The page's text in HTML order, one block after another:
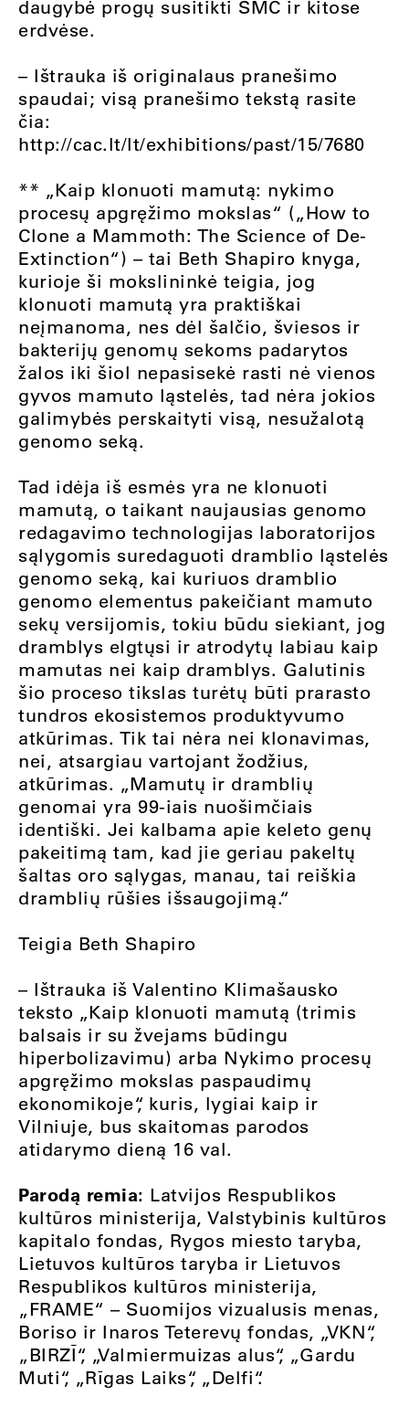
daugybė progų susitikti ŠMC ir kitose
erdvėse.
– Ištrauka iš originalaus pranešimo
spaudai; visą pranešimo tekstą rasite
čia:
http://cac.lt/lt/exhibitions/past/15/7680
** „Kaip klonuoti mamutą: nykimo
procesų apgręžimo mokslas“ („How to
Clone a Mammoth: The Science of De-
Extinction“) – tai Beth Shapiro knyga,
kurioje ši mokslininkė teigia, jog
klonuoti mamutą yra praktiškai
neįmanoma, nes dėl šalčio, šviesos ir
bakterijų genomų sekoms padarytos
žalos iki šiol nepasisekė rasti nė vienos
gyvos mamuto ląstelės, tad nėra jokios
galimybės perskaityti visą, nesužalotą
genomo seką.
Tad idėja iš esmės yra ne klonuoti
mamutą, o taikant naujausias genomo
redagavimo technologijas laboratorijos
sąlygomis suredaguoti dramblio ląstelės
genomo seką, kai kuriuos dramblio
genomo elementus pakeičiant mamuto
sekų versijomis, tokiu būdu siekiant, jog
dramblys elgtųsi ir atrodytų labiau kaip
mamutas nei kaip dramblys. Galutinis
šio proceso tikslas turėtų būti prarasto
tundros ekosistemos produktyvumo
atkūrimas. Tik tai nėra nei klonavimas,
nei, atsargiau vartojant žodžius,
atkūrimas. „Mamutų ir dramblių
genomai yra 99-iais nuošimčiais
identiški. Jei kalbama apie keleto genų
pakeitimą tam, kad jie geriau pakeltų
šaltas oro sąlygas, manau, tai reiškia
dramblių rūšies išsaugojimą.“
Teigia Beth Shapiro
– Ištrauka iš Valentino Klimašausko
teksto „Kaip klonuoti mamutą (trimis
balsais ir su žvejams būdingu
hiperbolizavimu) arba Nykimo procesų
apgręžimo mokslas paspaudimų
ekonomikoje“, kuris, lygiai kaip ir
Vilniuje, bus skaitomas parodos
atidarymo dieną 16 val.
Parodą remia: Latvijos Respublikos
kultūros ministerija, Valstybinis kultūros
kapitalo fondas, Rygos miesto taryba,
Lietuvos kultūros taryba ir Lietuvos
Respublikos kultūros ministerija,
„FRAME“ – Suomijos vizualusis menas,
Boriso ir Inaros Teterevų fondas, „VKN“,
„BIRZĪ“, „Valmiermuizas alus“, „Gardu
Muti“, „Rīgas Laiks“, „Delfi“.